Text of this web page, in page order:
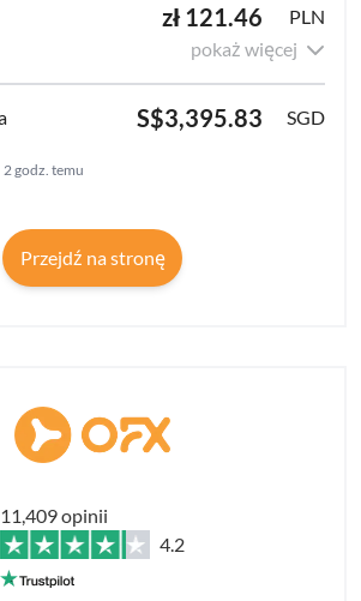
zł 121.46
PLN
pokaż więcej
S$3,395.83 SGD
2 godz. temu
Przejdź na stronę
11,409 opinii
4.2